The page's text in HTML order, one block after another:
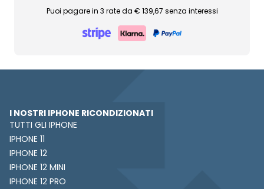
Puoi pagare in 3 rate da € 139,67 senza interessi
I NOSTRI IPHONE RICONDIZIONATI
TUTTI GLI IPHONE
IPHONE 11
IPHONE 12
IPHONE 12 MINI
IPHONE 12 PRO